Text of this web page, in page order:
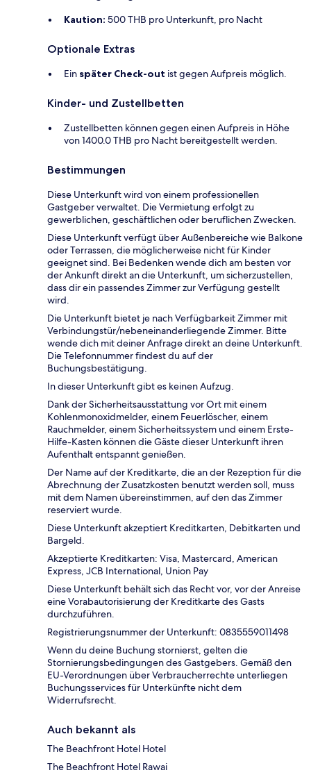
Kaution: 500 THB pro Unterkunft, pro Nacht
Optionale Extras
Ein später Check-out ist gegen Aufpreis möglich.
Kinder- und Zustellbetten
Zustellbetten können gegen einen Aufpreis in Höhe
von 1400.0 THB pro Nacht bereitgestellt werden.
Bestimmungen
Diese Unterkunft wird von einem professionellen
Gastgeber verwaltet. Die Vermietung erfolgt zu
gewerblichen, geschäftlichen oder beruflichen Zwecken.
Diese Unterkunft verfügt über Außenbereiche wie Balkone
oder Terrassen, die möglicherweise nicht für Kinder
geeignet sind. Bei Bedenken wende dich am besten vor
der Ankunft direkt an die Unterkunft, um sicherzustellen,
dass dir ein passendes Zimmer zur Verfügung gestellt
wird.
Die Unterkunft bietet je nach Verfügbarkeit Zimmer mit
Verbindungstür/nebeneinanderliegende Zimmer. Bitte
wende dich mit deiner Anfrage direkt an deine Unterkunft.
Die Telefonnummer findest du auf der
Buchungsbestätigung.
In dieser Unterkunft gibt es keinen Aufzug.
Dank der Sicherheitsausstattung vor Ort mit einem
Kohlenmonoxidmelder, einem Feuerlöscher, einem
Rauchmelder, einem Sicherheitssystem und einem Erste-
Hilfe-Kasten können die Gäste dieser Unterkunft ihren
Aufenthalt entspannt genießen.
Der Name auf der Kreditkarte, die an der Rezeption für die
Abrechnung der Zusatzkosten benutzt werden soll, muss
mit dem Namen übereinstimmen, auf den das Zimmer
reserviert wurde.
Diese Unterkunft akzeptiert Kreditkarten, Debitkarten und
Bargeld.
Akzeptierte Kreditkarten: Visa, Mastercard, American
Express, JCB International, Union Pay
Diese Unterkunft behält sich das Recht vor, vor der Anreise
eine Vorabautorisierung der Kreditkarte des Gasts
durchzuführen.
Registrierungsnummer der Unterkunft: 0835559011498
Wenn du deine Buchung stornierst, gelten die
Stornierungsbedingungen des Gastgebers. Gemäß den
EU-Verordnungen über Verbraucherrechte unterliegen
Buchungsservices für Unterkünfte nicht dem
Widerrufsrecht.
Auch bekannt als
The Beachfront Hotel Hotel
The Beachfront Hotel Rawai